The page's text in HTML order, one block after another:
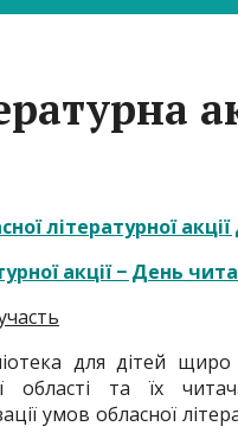
літературної
акції − День
для дітей
області та їх
умов обласної